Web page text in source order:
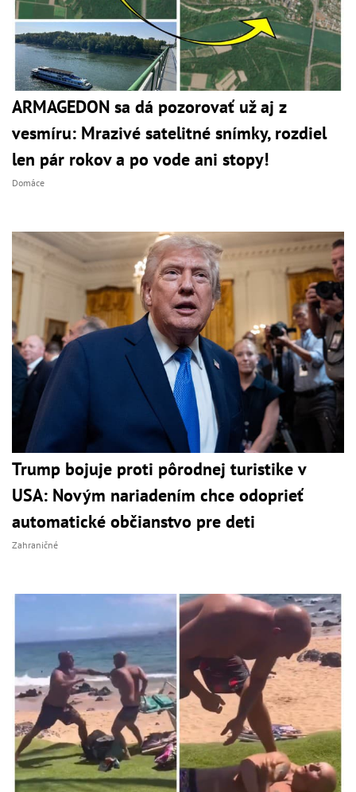
ARMAGEDON sa dá pozorovať už aj z
vesmíru: Mrazivé satelitné snímky, rozdiel
len pár rokov a po vode ani stopy!
Domáce
Trump bojuje proti pôrodnej turistike v
USA: Novým nariadením chce odoprieť
automatické občianstvo pre deti
Zahraničné